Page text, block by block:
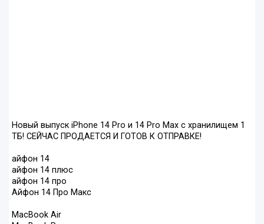
Новый выпуск iPhone 14 Pro и 14 Pro Max с хранилищем 1
ТБ! СЕЙЧАС ПРОДАЕТСЯ И ГОТОВ К ОТПРАВКЕ!
айфон 14
айфон 14 плюс
айфон 14 про
Айфон 14 Про Макс
MacBook Air